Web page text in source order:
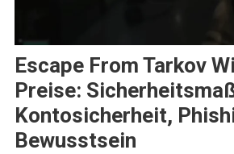
Escape From Tarkov
Preise:
Kontosicherheit,
Bewusstsein